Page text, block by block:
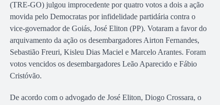
(TRE-GO) julgou improcedente por quatro votos a dois a ação
movida pelo Democratas por infidelidade partidária contra o
vice-governador de Goiás, José Eliton (PP). Votaram a favor do
arquivamento da ação os desembargadores Airton Fernandes,
Sebastião Freuri, Kisleu Dias Maciel e Marcelo Arantes. Foram
votos vencidos os desembargadores Leão Aparecido e Fábio
Cristóvão.
De acordo com o advogado de José Eliton, Diogo Crossara, o